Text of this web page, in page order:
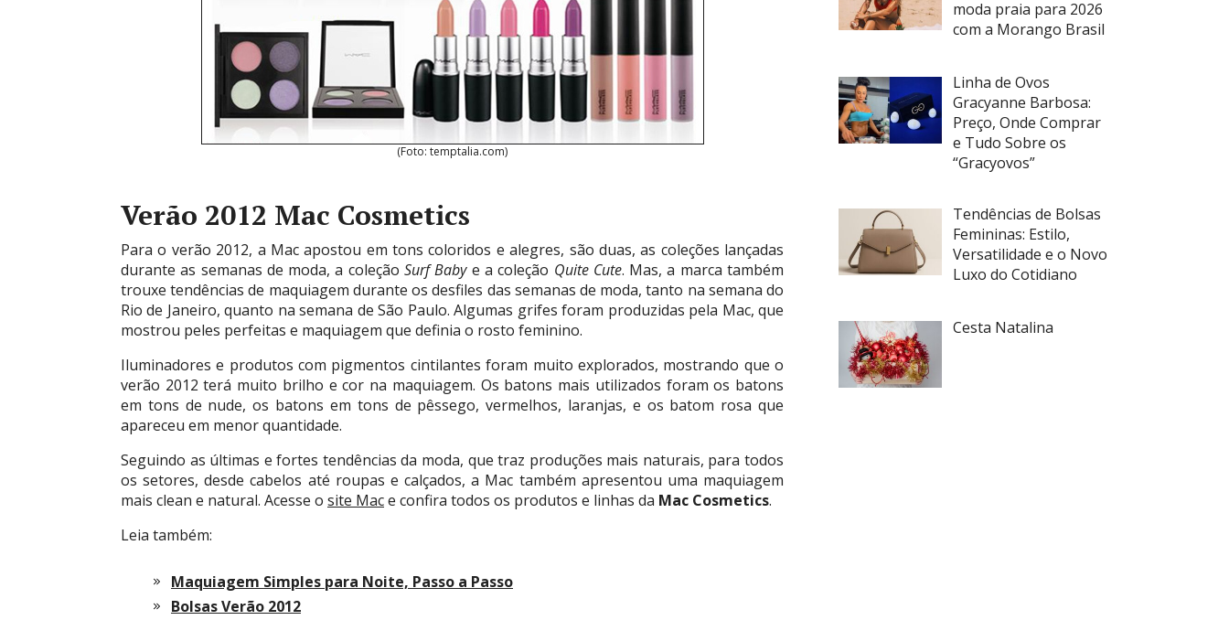
(Foto: temptalia.com)
Verão 2012 Mac Cosmetics
Para o verão 2012, a Mac apostou em tons coloridos e alegres, são duas, as coleções lançadas
durante as semanas de moda, a coleçãoSurf Babye a coleção Quite Cute. Mas, a marca também
trouxe tendências de maquiagem durante os desfiles das semanas de moda, tanto na semana do
Rio de Janeiro, quanto na semana de São Paulo. Algumas grifes foram produzidas pela Mac, que
mostrou peles perfeitas e maquiagem que definia o rosto feminino.
Iluminadores e produtos com pigmentos cintilantes foram muito explorados, mostrando que o
verão 2012 terá muito brilho e cor na maquiagem. Os batons mais utilizados foram os batons
em tons de nude, os batons em tons de pêssego, vermelhos, laranjas, e os batom rosa que
apareceu em menor quantidade.
Seguindo as últimas e fortes tendências da moda, que traz produções mais naturais, para todos
os setores, desde cabelos até roupas e calçados, a Mac também apresentou uma maquiagem
mais clean e natural. Acesse o site Mace confira todos os produtos e linhas da Mac Cosmetics.
Leia também:
Maquiagem Simples para Noite, Passo a Passo
Bolsas Verão 2012
moda praia para 2026
com a Morango Brasil
Linha de Ovos
Gracyanne Barbosa:
Preço, Onde Comprar
e Tudo Sobre os
“Gracyovos”
Tendências de Bolsas
Femininas: Estilo,
Versatilidade e o Novo
Luxo do Cotidiano
Cesta Natalina